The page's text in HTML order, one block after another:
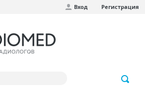
Вход Регистрация